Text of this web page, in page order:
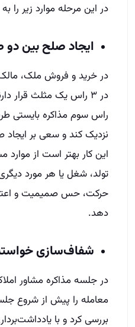
در این مرحله موارد زیر را
ایجاد صلح بین
در خرید و فروش ملک،
در ۳ راس یک مثلث قرار
راس سوم مذاکره بایستی
نزدیک کند و سعی بر ایجاد
این کار بهتر است از
تولد، شغل یا هر مورد
حرکت، حس صمیمیت و
دهد.
شفاف‌سازی
در جلسه مذاکره مشاور
معامله را پیش از شروع
بررسی کرد و با